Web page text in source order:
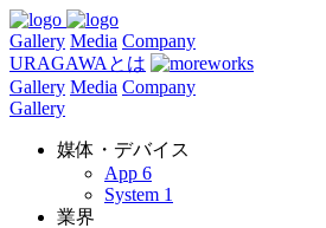
Gallery Media Company
URAGAWAとは
Gallery Media Company
Gallery
媒体・デバイス
App 6
System 1
業界